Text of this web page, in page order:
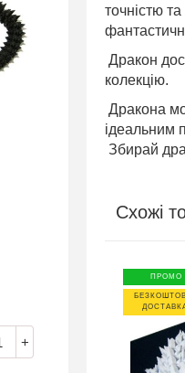
+
точністю
Дракон
колекцію.
Дракона
ідеальним
Збирай
Схожі
ПРОМО